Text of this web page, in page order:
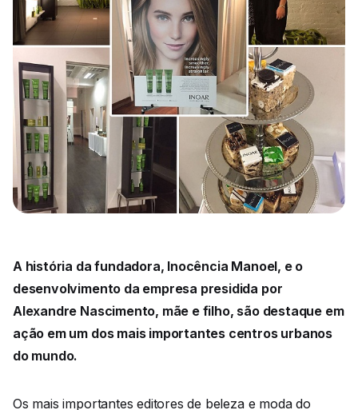
A história da fundadora, Inocência Manoel, e o
desenvolvimento da empresa presidida por
Alexandre Nascimento, mãe e filho, são destaque em
ação em um dos mais importantes centros urbanos
do mundo.
Os mais importantes editores de beleza e moda do